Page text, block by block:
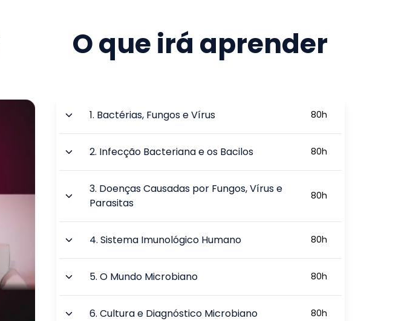
O que irá aprender
1. Bactérias, Fungos e Vírus 80h
2. Infecção Bacteriana e os Bacilos 80h
3. Doenças Causadas por Fungos, Vírus e
Parasitas
80h
4.Sistema Imunológico Humano 80h
5.O Mundo Microbiano 80h
6.Cultura e Diagnóstico Microbiano 80h